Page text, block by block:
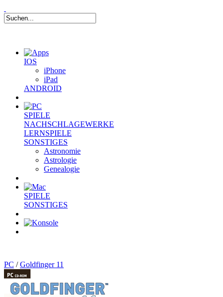
IOS
iPhone
iPad
ANDROID
SPIELE
NACHSCHLAGEWERKE
LERNSPIELE
SONSTIGES
Astronomie
Astrologie
Genealogie
SPIELE
SONSTIGES
PC /Goldfinger 11